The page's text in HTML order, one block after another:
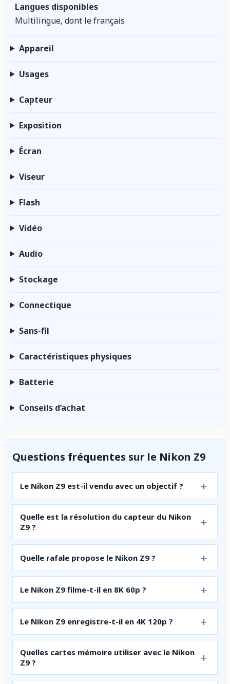
Langues disponibles
Multilingue, dont le français
Appareil
Usages
Capteur
Exposition
Écran
Viseur
Flash
Vidéo
Audio
Stockage
Connectique
Sans-fil
Caractéristiques physiques
Batterie
Conseils d’achat
Questions fréquentes sur le Nikon Z9
Le Nikon Z9 est-il vendu avec un objectif ?
Quelle est la résolution du capteur du Nikon
Z9 ?
Quelle rafale propose le Nikon Z9 ?
Le Nikon Z9 filme-t-il en 8K 60p ?
Le Nikon Z9 enregistre-t-il en 4K 120p ?
Quelles cartes mémoire utiliser avec le Nikon
Z9 ?